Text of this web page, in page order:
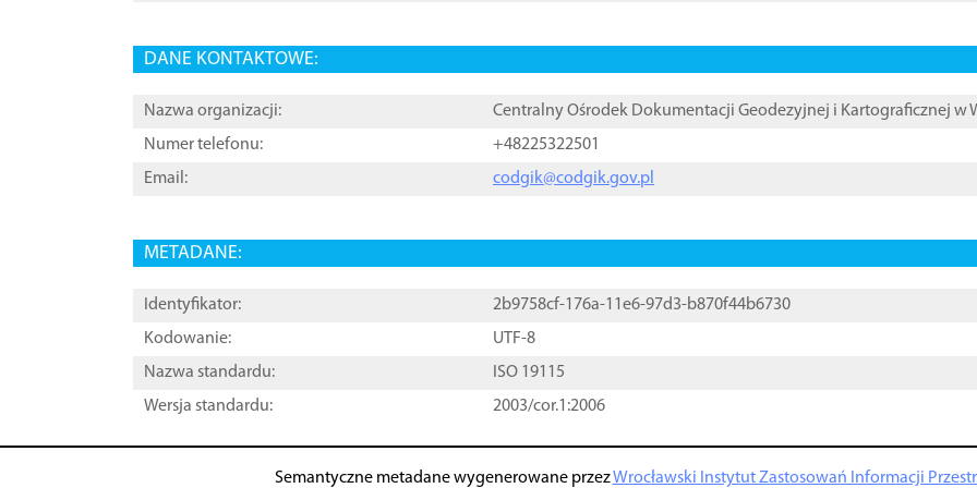
DANE KONTAKTOWE:
Nazwa organizacji:
Centralny Ośrodek Dokumentacji Geodezyjnej i Kartograficznej w
Numer telefonu:
+48225322501
Email:
codgik@codgik.gov.pl
METADANE:
Identyfikator:
2b9758cf-176a-11e6-97d3-b870f44b6730
Kodowanie:
UTF-8
Nazwa standardu:
ISO 19115
Wersja standardu:
2003/cor.1:2006
Semantyczne metadane wygenerowane przezWrocławski Instytut Zastosowań Informacji